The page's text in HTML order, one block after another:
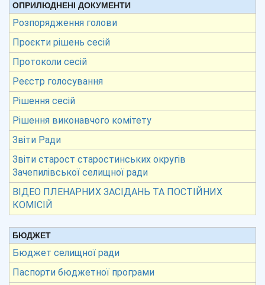
ОПРИЛЮДНЕНІ ДОКУМЕНТИ
Розпорядження голови
Проєкти рішень сесій
Протоколи сесій
Реєстр голосування
Рішення сесій
Рішення виконавчого комітету
Звіти Ради
Звіти старост старостинських округів
Зачепилівської селищної ради
ВІДЕО ПЛЕНАРНИХ ЗАСІДАНЬ ТА ПОСТІЙНИХ
КОМІСІЙ
БЮДЖЕТ
Бюджет селищної ради
Паспорти бюджетної програми